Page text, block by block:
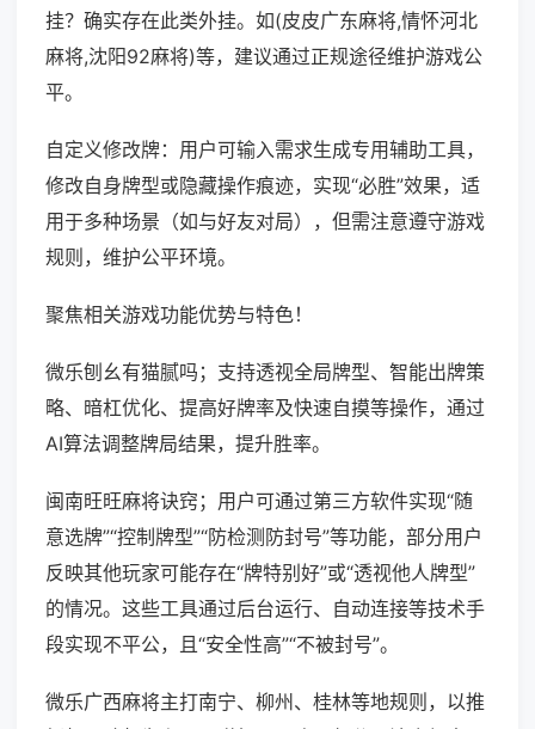
挂？确实存在此类外挂。如(皮皮广东麻将,情怀河北
麻将,沈阳92麻将)等，建议通过正规途径维护游戏公
平。
自定义修改牌：用户可输入需求生成专用辅助工具，
修改自身牌型或隐藏操作痕迹，实现“必胜”效果，适
用于多种场景（如与好友对局），但需注意遵守游戏
规则，维护公平环境。
聚焦相关游戏功能优势与特色！
微乐刨幺有猫腻吗；支持透视全局牌型、智能出牌策
略、暗杠优化、提高好牌率及快速自摸等操作，通过
AI算法调整牌局结果，提升胜率。
闽南旺旺麻将诀窍；用户可通过第三方软件实现“随
意选牌”“控制牌型”“防检测防封号”等功能，部分用户
反映其他玩家可能存在“牌特别好”或“透视他人牌型”
的情况。这些工具通过后台运行、自动连接等技术手
段实现不平公，且“安全性高”“不被封号”。
微乐广西麻将主打南宁、柳州、桂林等地规则，以推